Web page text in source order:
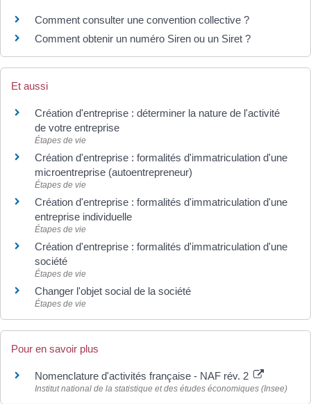
Comment consulter une convention collective ?
Comment obtenir un numéro Siren ou un Siret ?
Et aussi
Création d'entreprise : déterminer la nature de l'activité
de votre entreprise
Étapes de vie
Création d'entreprise : formalités d'immatriculation d'une
microentreprise (autoentrepreneur)
Étapes de vie
Création d'entreprise : formalités d'immatriculation d'une
entreprise individuelle
Étapes de vie
Création d'entreprise : formalités d'immatriculation d'une
société
Étapes de vie
Changer l'objet social de la société
Étapes de vie
Pour en savoir plus
Nomenclature d'activités française - NAF rév. 2
Institut national de la statistique et des études économiques (Insee)